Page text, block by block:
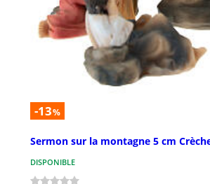
-13%
Sermon sur la montagne 5 cm
DISPONIBLE